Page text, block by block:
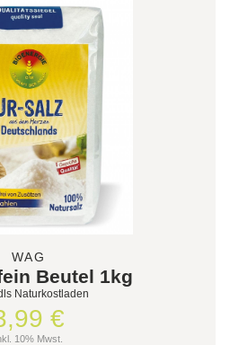
WAG
Beutel 1kg
Naturkostladen
€
10% Mwst.